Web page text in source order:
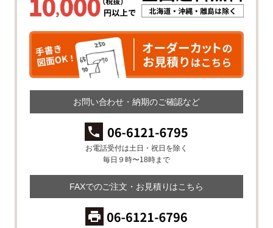
お問い合わせ・納期のご確認など
お電話受付は土日・祝日を除く
毎日９時〜18時まで
FAXでのご注文・お見積りはこちら